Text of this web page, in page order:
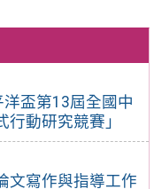
盃第13屆全國中
動研究競賽」
文寫作與指導工作